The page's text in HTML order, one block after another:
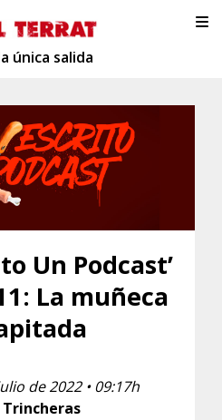
única salida
Un Podcast’
La muñeca
de 2022 • 09:17h
Trincheras